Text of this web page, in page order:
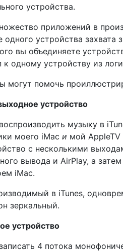
устройства.
приложений в
одного устройства
вы объединяете
к одному устройству из
могут помочь
устройство
музыку в
моего iMac и мой AppleTV
с несколькими
вывода и AirPlay, а
iMac.
в iTunes,
зеркальный.
устройство
4 потока